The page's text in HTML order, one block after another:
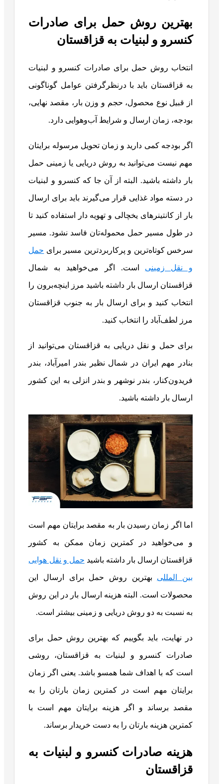
بهترین روش حمل برای صادرات
کنسرو و لبنیات به قزاقستان
انتخاب روش حمل برای صادرات کنسرو و لبنیات
به قزاقستان باید با درنظرگرفتن عوامل گوناگونی
از قبیل نوع محصول، حجم و وزن بار، مقصد نهایی،
بودجه، زمان ارسال و شرایط آب‌وهوایی دارد.
اگر بودجه کمی دارید و زمان تحویل مرسوله برایتان
مهم نیست می‌توانید به روش دریایی یا زمینی حمل
بار داشته باشید. البته از آن جا که کنسرو و لبنیات
در دسته مواد غذایی قرار می‌گیرند باید برای ارسال
بار از کانتینرهای یخچالی و تهویه دار استفاده کنید تا
در طول مسیر حمل محموله‌تان فاسد نشود. مسیر
سرخس کوتاه‌ترین و پرکاربردترین مسیر برای حمل
و نقل زمینی است. اگر می‌خواهید به شمال
قزاقستان ارسال بار داشته باشید مرز اینچه‌برون را
انتخاب کنید و برای ارسال بار به جنوب قزاقستان
مرز لطف‌آباد را انتخاب کنید.
برای حمل و نقل دریایی به قزاقستان می‌توانید از
بنادر مهم ایران در شمال نظیر بندر امیرآباد، بندر
فریدون‌کنار، بندر نوشهر و بندر انزلی به این کشور
ارسال بار داشته باشید.
اما اگر زمان رسیدن بار به مقصد برایتان مهم است
و می‌خواهید در کمترین زمان ممکن به کشور
قزاقستان ارسال بار داشته باشید حمل و نقل هوایی
بین المللی بهترین روش حمل برای ارسال این
محصولات است. البته هزینه ارسال بار در این روش
به نسبت به دو روش دریایی و زمینی بیشتر است.
در نهایت، باید بگوییم که بهترین روش حمل برای
صادرات کنسرو و لبنیات به قزاقستان، روشی
است که با اهداف شما همسو باشد. یعنی اگر زمان
برایتان مهم است در کمترین زمان بارتان را به
مقصد برساند و اگر هزینه برایتان مهم است با
کمترین هزینه بارتان را به دست خریدار برساند.
هزینه صادرات کنسرو و لبنیات به
قزاقستان